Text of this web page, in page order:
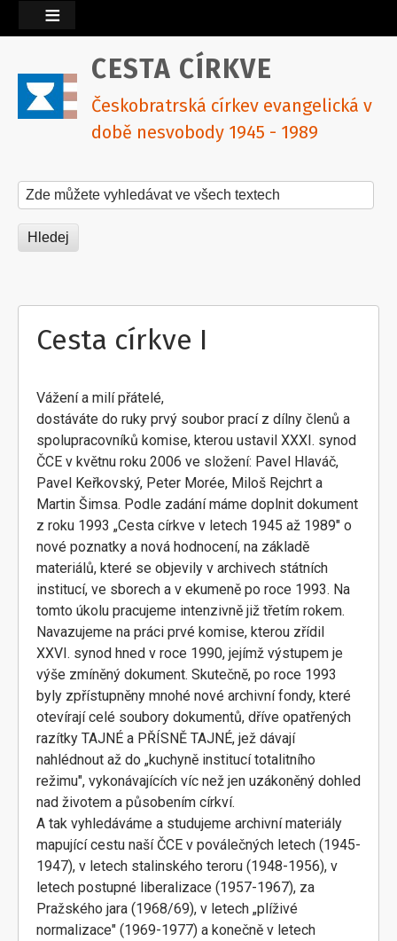
CESTA CÍRKVE
Českobratrská církev evangelická v
době nesvobody 1945 - 1989
Hledat na tomto webu
Cesta církve I
Vážení a milí přátelé,
dostáváte do ruky prvý soubor prací z dílny členů a
spolupracovníků komise, kterou ustavil XXXI. synod
ČCE v květnu roku 2006 ve složení: Pavel Hlaváč,
Pavel Keřkovský, Peter Morée, Miloš Rejchrt a
Martin Šimsa. Podle zadání máme doplnit dokument
z roku 1993 „Cesta církve v letech 1945 až 1989" o
nové poznatky a nová hodnocení, na základě
materiálů, které se objevily v archivech státních
institucí, ve sborech a v ekumeně po roce 1993. Na
tomto úkolu pracujeme intenzivně již třetím rokem.
Navazujeme na práci prvé komise, kterou zřídil
XXVI. synod hned v roce 1990, jejímž výstupem je
výše zmíněný dokument. Skutečně, po roce 1993
byly zpřístupněny mnohé nové archivní fondy, které
otevírají celé soubory dokumentů, dříve opatřených
razítky TAJNÉ a PŘÍSNĚ TAJNÉ, jež dávají
nahlédnout až do „kuchyně institucí totalitního
režimu", vykonávajících víc než jen uzákoněný dohled
nad životem a působením církví.
A tak vyhledáváme a studujeme archivní materiály
mapující cestu naší ČCE v poválečných letech (1945-
1947), v letech stalinského teroru (1948-1956), v
letech postupné liberalizace (1957-1967), za
Pražského jara (1968/69), v letech „plíživé
normalizace" (1969-1977) a konečně v letech